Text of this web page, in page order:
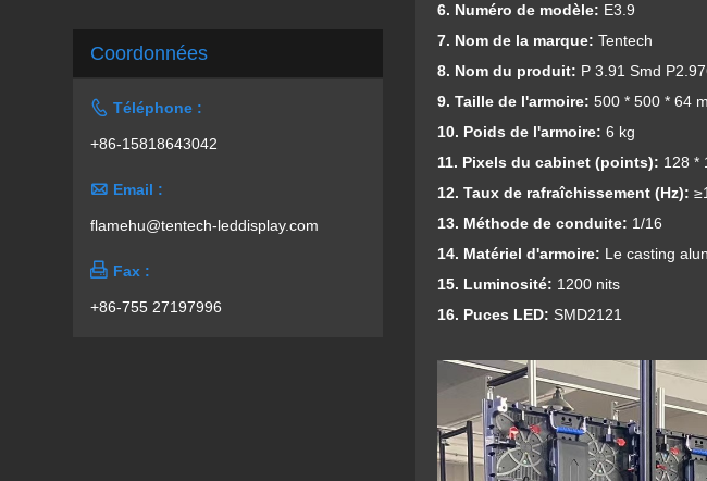
6. Numéro de modèle: E3.9
7. Nom de la marque: Tentech
8. Nom du produit: P 3.91 Smd
9. Taille de l'armoire: 500 * 500 * 64
10. Poids de l'armoire: 6 kg
11. Pixels du cabinet (points): 128 *
12. Taux de rafraîchissement (Hz):
13. Méthode de conduite: 1/16
14. Matériel d'armoire: Le casting
15. Luminosité: 1200 nits
16. Puces LED: SMD2121
Coordonnées
 Téléphone :
+86-15818643042
 Email :
flamehu@tentech-leddisplay.com
 Fax :
+86-755 27197996